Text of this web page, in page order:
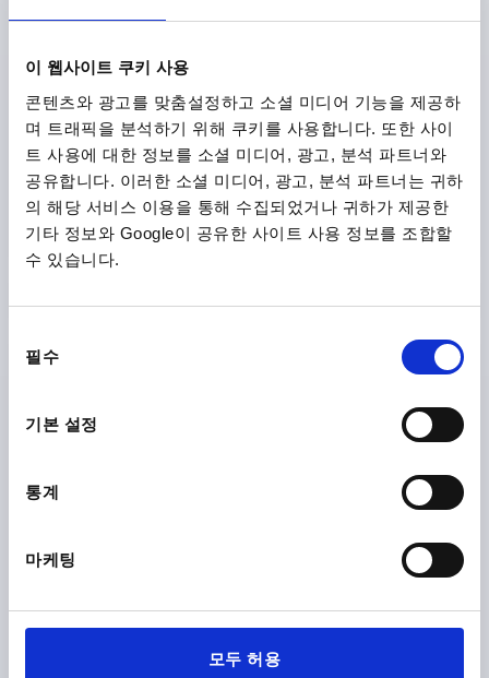
이 웹사이트 쿠키 사용
콘텐츠와 광고를 맞춤설정하고 소셜 미디어 기능을 제공하
며 트래픽을 분석하기 위해 쿠키를 사용합니다. 또한 사이
트 사용에 대한 정보를 소셜 미디어, 광고, 분석 파트너와
공유합니다. 이러한 소셜 미디어, 광고, 분석 파트너는 귀하
의 해당 서비스 이용을 통해 수집되었거나 귀하가 제공한
기타 정보와 Google이 공유한 사이트 사용 정보를 조합할
수 있습니다.
필수
기본 설정
통계
마케팅
모두 허용
재질=Ø30 ESD 정전기 방지=예
주문 번호: K1985.30
₩19,060
배송비 별도
세부 사항
CAD
다운로드
다른 고객들도 다음 제품을 구매하였습니
다.